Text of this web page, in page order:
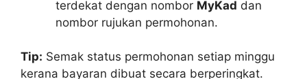
terdekat dengan nombor MyKad dan
nombor rujukan permohonan.
Tip: Semak status permohonan setiap minggu
kerana bayaran dibuat secara berperingkat.